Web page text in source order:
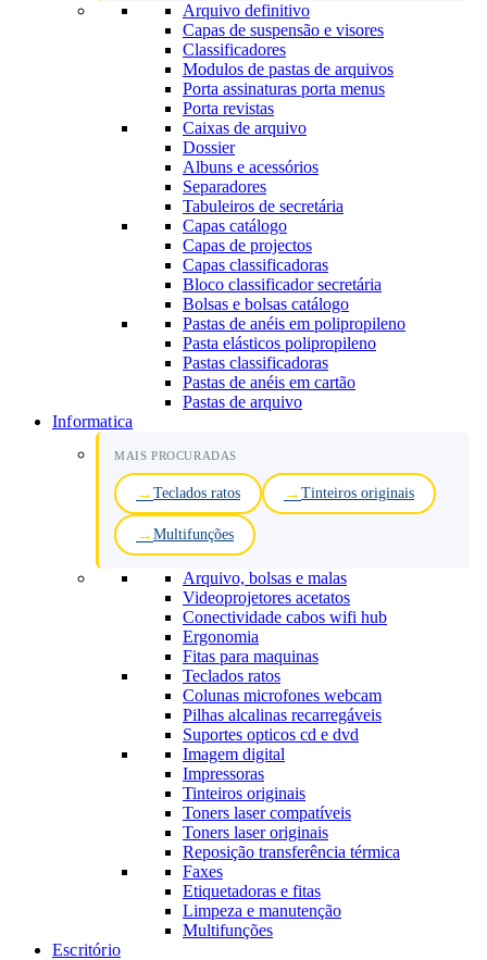
Arquivo definitivo
Capas de suspensão e visores
Classificadores
Modulos de pastas de arquivos
Porta assinaturas porta menus
Porta revistas
Caixas de arquivo
Dossier
Albuns e acessórios
Separadores
Tabuleiros de secretária
Capas catálogo
Capas de projectos
Capas classificadoras
Bloco classificador secretária
Bolsas e bolsas catálogo
Pastas de anéis em polipropileno
Pasta elásticos polipropileno
Pastas classificadoras
Pastas de anéis em cartão
Pastas de arquivo
Informatica
MAIS PROCURADAS
Teclados ratos Tinteiros originais
Multifunções
Arquivo, bolsas e malas
Videoprojetores acetatos
Conectividade cabos wifi hub
Ergonomia
Fitas para maquinas
Teclados ratos
Colunas microfones webcam
Pilhas alcalinas recarregáveis
Suportes opticos cd e dvd
Imagem digital
Impressoras
Tinteiros originais
Toners laser compatíveis
Toners laser originais
Reposição transferência térmica
Faxes
Etiquetadoras e fitas
Limpeza e manutenção
Multifunções
Escritório